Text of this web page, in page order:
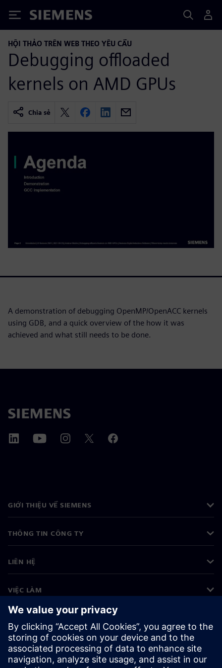
Siemens
HỘI THẢO TRÊN WEB THEO YÊU CẦU
Debugging offloaded
kernels on AMD GPUs
Chia sẻ
A demonstration of debugging OpenMP/OpenACC kernels
using GDB, and a quick overview of the how it was
achieved and what still needs to be done.
GIỚI THIỆU VỀ SIEMENS
THÔNG TIN CÔNG TY
LIÊN HỆ
VIỆC LÀM
©Siemens 2026
Thông tin doanh nghiệp